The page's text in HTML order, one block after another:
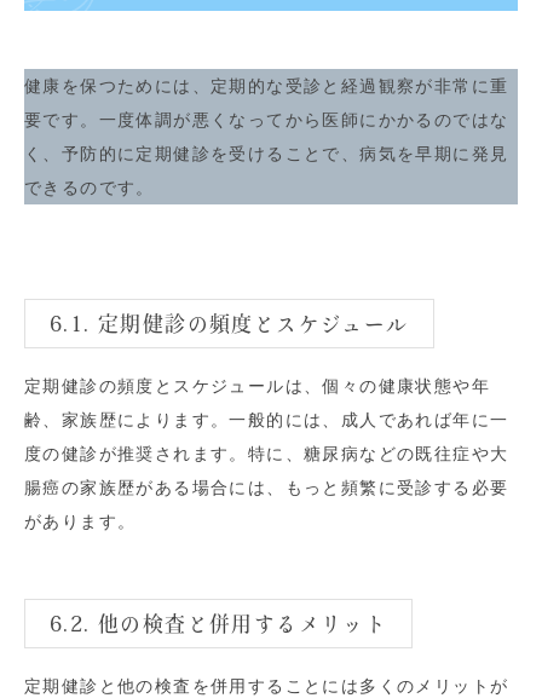
健康を保つためには、定期的な受診と経過観察が非常に重
要です。一度体調が悪くなってから医師にかかるのではな
く、予防的に定期健診を受けることで、病気を早期に発見
できるのです。
6.1. 定期健診の頻度とスケジュール
定期健診の頻度とスケジュールは、個々の健康状態や年
齢、家族歴によります。一般的には、成人であれば年に一
度の健診が推奨されます。特に、糖尿病などの既往症や大
腸癌の家族歴がある場合には、もっと頻繁に受診する必要
があります。
6.2. 他の検査と併用するメリット
定期健診と他の検査を併用することには多くのメリットが